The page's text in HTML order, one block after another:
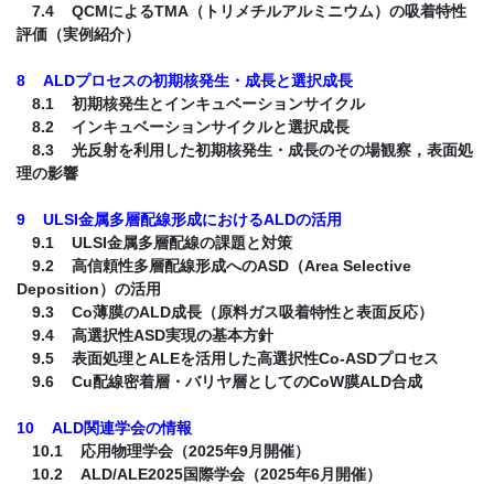
7.4 QCMによるTMA（トリメチルアルミニウム）の吸着特性
評価（実例紹介）
8 ALDプロセスの初期核発生・成長と選択成長
8.1 初期核発生とインキュベーションサイクル
8.2 インキュベーションサイクルと選択成長
8.3 光反射を利用した初期核発生・成長のその場観察，表面処
理の影響
9 ULSI金属多層配線形成におけるALDの活用
9.1 ULSI金属多層配線の課題と対策
9.2 高信頼性多層配線形成へのASD（Area Selective
Deposition）の活用
9.3 Co薄膜のALD成長（原料ガス吸着特性と表面反応）
9.4 高選択性ASD実現の基本方針
9.5 表面処理とALEを活用した高選択性Co-ASDプロセス
9.6 Cu配線密着層・バリヤ層としてのCoW膜ALD合成
10 ALD関連学会の情報
10.1 応用物理学会（2025年9月開催）
10.2 ALD/ALE2025国際学会（2025年6月開催）